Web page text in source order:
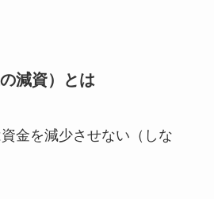
減資）とは
金を減少させない（しな